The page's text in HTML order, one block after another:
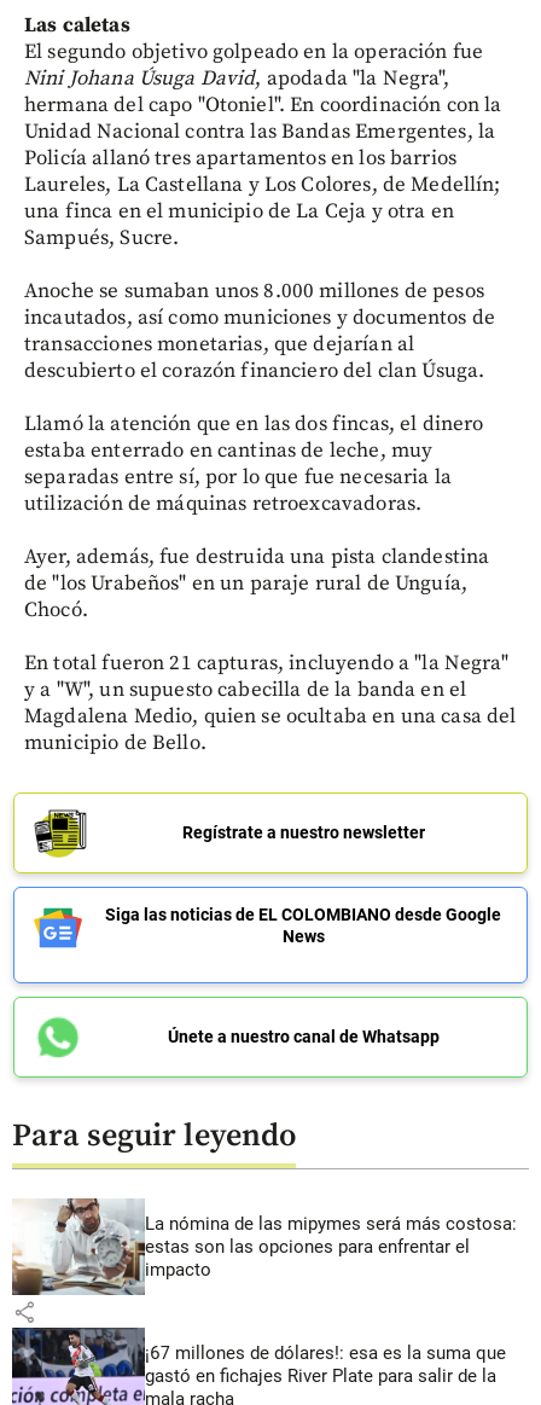
Las caletas
El segundo objetivo golpeado en la operación fue
Nini Johana Úsuga David, apodada "la Negra",
hermana del capo "Otoniel". En coordinación con la
Unidad Nacional contra las Bandas Emergentes, la
Policía allanó tres apartamentos en los barrios
Laureles, La Castellana y Los Colores, de Medellín;
una finca en el municipio de La Ceja y otra en
Sampués, Sucre.
Anoche se sumaban unos 8.000 millones de pesos
incautados, así como municiones y documentos de
transacciones monetarias, que dejarían al
descubierto el corazón financiero del clan Úsuga.
Llamó la atención que en las dos fincas, el dinero
estaba enterrado en cantinas de leche, muy
separadas entre sí, por lo que fue necesaria la
utilización de máquinas retroexcavadoras.
Ayer, además, fue destruida una pista clandestina
de "los Urabeños" en un paraje rural de Unguía,
Chocó.
En total fueron 21 capturas, incluyendo a "la Negra"
y a "W", un supuesto cabecilla de la banda en el
Magdalena Medio, quien se ocultaba en una casa del
municipio de Bello.
Regístrate a nuestro newsletter
Siga las noticias de EL COLOMBIANO desde Google
News
Únete a nuestro canal de Whatsapp
Para seguir leyendo
La nómina de las mipymes será más costosa:
estas son las opciones para enfrentar el
impacto
share
¡67 millones de dólares!: esa es la suma que
gastó en fichajes River Plate para salir de la
mala racha